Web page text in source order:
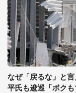
なぜ「戻るな」と
平氏も逡巡「ボクも